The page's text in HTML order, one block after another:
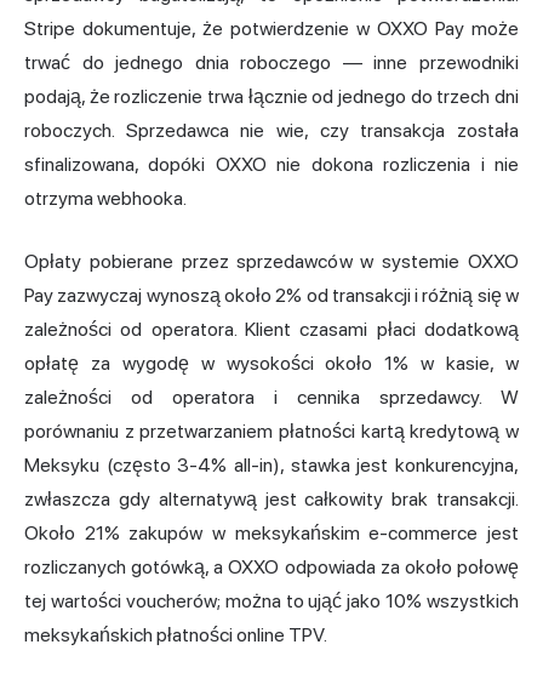
Stripe dokumentuje, że potwierdzenie w OXXO Pay może
trwać do jednego dnia roboczego — inne przewodniki
podają, że rozliczenie trwa łącznie od jednego do trzech dni
roboczych. Sprzedawca nie wie, czy transakcja została
sfinalizowana, dopóki OXXO nie dokona rozliczenia i nie
otrzyma webhooka.
Opłaty pobierane przez sprzedawców w systemie OXXO
Pay zazwyczaj wynoszą około 2% od transakcji i różnią się w
zależności od operatora. Klient czasami płaci dodatkową
opłatę za wygodę w wysokości około 1% w kasie, w
zależności od operatora i cennika sprzedawcy. W
porównaniu z przetwarzaniem płatności kartą kredytową w
Meksyku (często 3-4% all-in), stawka jest konkurencyjna,
zwłaszcza gdy alternatywą jest całkowity brak transakcji.
Około 21% zakupów w meksykańskim e-commerce jest
rozliczanych gotówką, a OXXO odpowiada za około połowę
tej wartości voucherów; można to ująć jako 10% wszystkich
meksykańskich płatności online TPV.